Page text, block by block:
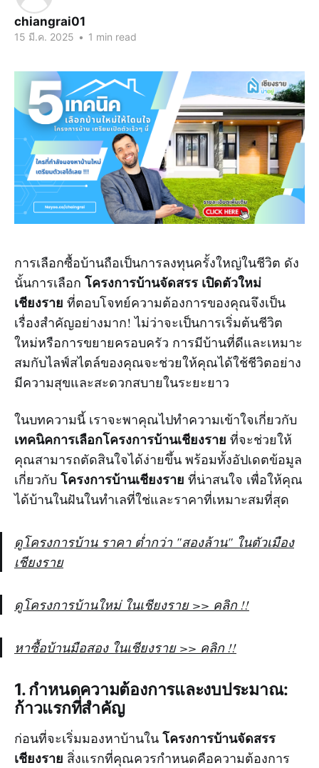
chiangrai01
15 มี.ค. 2025 • 1 min read
การเลือกซื้อบ้านถือเป็นการลงทุนครั้งใหญ่ในชีวิต ดัง
นั้นการเลือก โครงการบ้านจัดสรร เปิดตัวใหม่
เชียงราย ที่ตอบโจทย์ความต้องการของคุณจึงเป็น
เรื่องสำคัญอย่างมาก! ไม่ว่าจะเป็นการเริ่มต้นชีวิต
ใหม่หรือการขยายครอบครัว การมีบ้านที่ดีและเหมาะ
สมกับไลฟ์สไตล์ของคุณจะช่วยให้คุณได้ใช้ชีวิตอย่าง
มีความสุขและสะดวกสบายในระยะยาว
ในบทความนี้ เราจะพาคุณไปทำความเข้าใจเกี่ยวกับ
เทคนิคการเลือกโครงการบ้านเชียงราย ที่จะช่วยให้
คุณสามารถตัดสินใจได้ง่ายขึ้น พร้อมทั้งอัปเดตข้อมูล
เกี่ยวกับ โครงการบ้านเชียงราย ที่น่าสนใจ เพื่อให้คุณ
ได้บ้านในฝันในทำเลที่ใช่และราคาที่เหมาะสมที่สุด
ดูโครงการบ้าน ราคา ต่ำกว่า "สองล้าน" ในตัวเมือง
เชียงราย
ดูโครงการบ้านใหม่ ในเชียงราย >> คลิก !!
หาซื้อบ้านมือสอง ในเชียงราย >> คลิก !!
1. กำหนดความต้องการและงบประมาณ:
ก้าวแรกที่สำคัญ
ก่อนที่จะเริ่มมองหาบ้านใน โครงการบ้านจัดสรร
เชียงราย สิ่งแรกที่คุณควรกำหนดคือความต้องการ